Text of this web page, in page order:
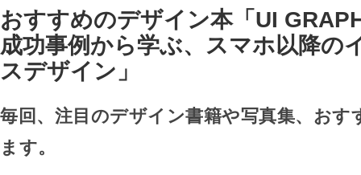
おすすめのデザイン本「UI
成功事例から学ぶ、スマホ以降の
スデザイン」
毎回、注目のデザイン書籍や写真集、おす
ます。